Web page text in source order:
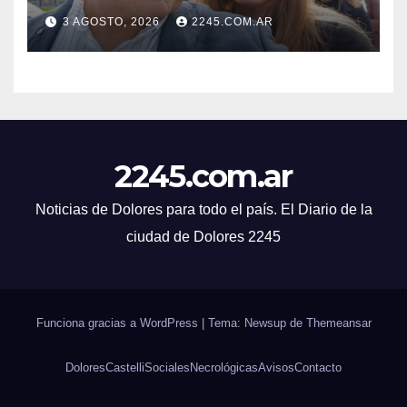
INTENSIFICAN LA AGENDA
OPOSITORA EN DOLORES
CON UNA SERIE DE
3 AGOSTO, 2026 2245.COM.AR
2245.com.ar
Noticias de Dolores para todo el país. El Diario de la
ciudad de Dolores 2245
Funciona gracias a WordPress Tema: Newsup de Themeansar
DoloresCastelliSocialesNecrológicasAvisosContacto